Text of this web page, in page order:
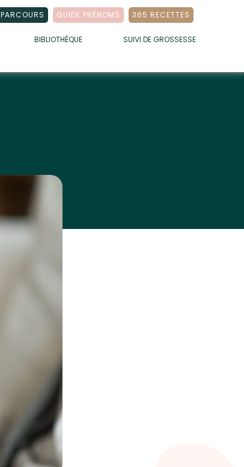
PARCOURS GUIDE PRÉNOMS 365 RECETTES
BIBLIOTHÈQUE SUIVI DE GROSSESSE